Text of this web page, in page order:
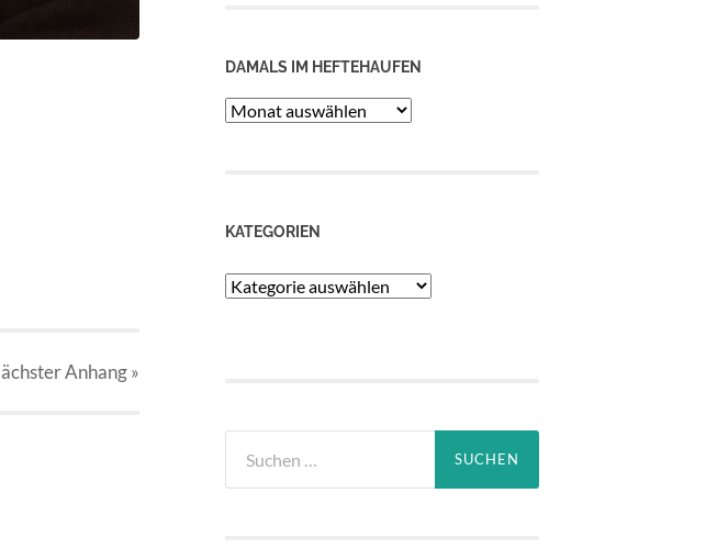
Anhang»
DAMALS IM HEFTEHAUFEN
Damals
KATEGORIEN
Kategorien
nach: